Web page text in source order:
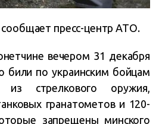
пресс-центр АТО.
вечером 31 декабря
били по украинским бойцам
из стрелкового оружия,
гранатометов и 120-
запрещены минского